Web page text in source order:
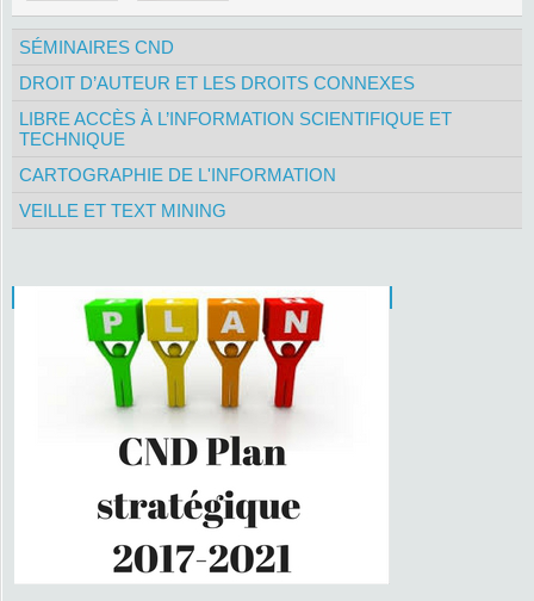
SÉMINAIRES CND
DROIT D’AUTEUR ET LES DROITS CONNEXES
LIBRE ACCÈS À L’INFORMATION SCIENTIFIQUE ET
TECHNIQUE
CARTOGRAPHIE DE L'INFORMATION
VEILLE ET TEXT MINING